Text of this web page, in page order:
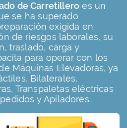
de Carretillero es un
se ha superado
exigida en
de riesgos laborales, su
traslado, carga y
para operar con los
Máquinas Elevadoras, ya
Bilaterales,
Transpaletas eléctricas
y Apiladores.